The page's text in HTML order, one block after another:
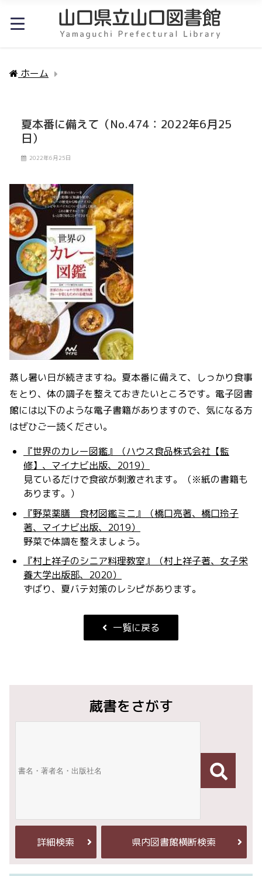
ホーム
夏本番に備えて（No.474：2022年6月25
日）
2022年6月25日
蒸し暑い日が続きますね。夏本番に備えて、しっかり食事
をとり、体の調子を整えておきたいところです。電子図書
館には以下のような電子書籍がありますので、気になる方
はぜひご一読ください。
『世界のカレー図鑑』（ハウス食品株式会社【監
修】、マイナビ出版、2019）
見ているだけで食欲が刺激されます。（※紙の書籍も
あります。）
『野菜薬膳 食材図鑑ミニ』（橋口亮著、橋口玲子
著、マイナビ出版、2019）
野菜で体調を整えましょう。
『村上祥子のシニア料理教室』（村上祥子著、女子栄
養大学出版部、2020）
ずばり、夏バテ対策のレシピがあります。
一覧に戻る
蔵書をさがす
詳細検索 県内図書館横断検索